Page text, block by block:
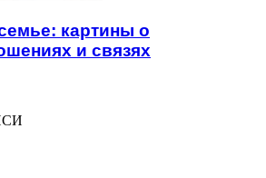
картины о
и связях